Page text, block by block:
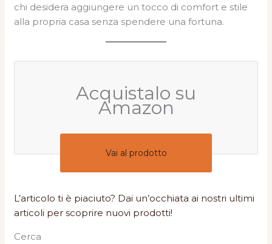
chi desidera aggiungere un tocco di comfort e stile
alla propria casa senza spendere una fortuna.
Acquistalo su
Amazon
Vai al prodotto
L’articolo ti è piaciuto? Dai un’occhiata ai nostri ultimi
articoli per scoprire nuovi prodotti!
Cerca